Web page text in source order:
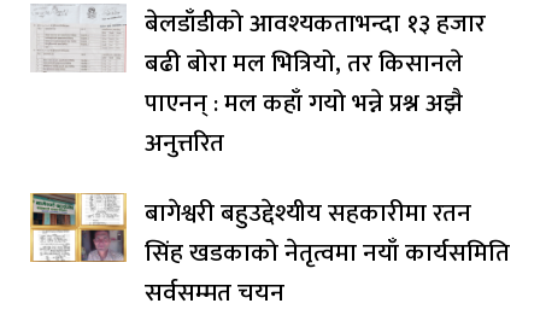
बेलडाँडीको आवश्यकताभन्दा १३ हजार
बढी बोरा मल भित्रियो, तर किसानले
पाएनन् : मल कहाँ गयो भन्ने प्रश्न अझै
अनुत्तरित
बागेश्वरी बहुउद्देश्यीय सहकारीमा रतन
सिंह खडकाको नेतृत्वमा नयाँ कार्यसमिति
सर्वसम्मत चयन